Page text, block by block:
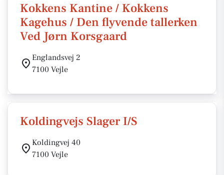
Kokkens Kantine / Kokkens
Kagehus / Den flyvende tallerken
Ved Jørn Korsgaard
Englandsvej 2
7100 Vejle
Koldingvejs Slager I/S
Koldingvej 40
7100 Vejle